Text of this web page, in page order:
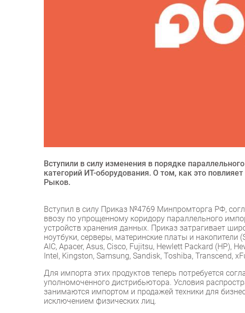
Вступили в силу изменения в порядке
категорий ИТ-оборудования. О том, как это
Рыков.
Вступил в силу Приказ №4769 Минпромторга РФ,
ввозу по упрощенному коридору параллельного
устройств хранения данных. Приказ затрагивает
ноутбуки, серверы, материнские платы и накопители
AIC, Apacer, Asus, Cisco, Fujitsu, Hewlett Packard (HP),
Intel, Kingston, Samsung, Sandisk, Toshiba, Transcend,
Для импорта этих продуктов теперь потребуется
уполномоченного дистрибьютора. Условия
занимаются импортом и продажей техники для
исключением физических лиц.